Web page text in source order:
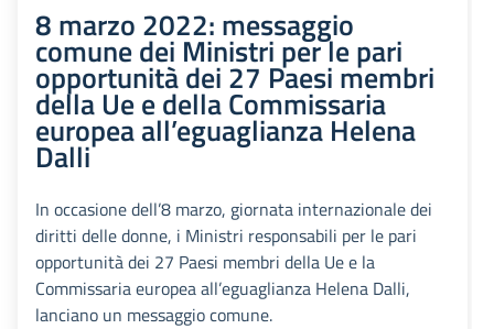
8 marzo 2022: messaggio
comune dei Ministri per le pari
opportunità dei 27 Paesi membri
della Ue e della Commissaria
europea all’eguaglianza Helena
Dalli
In occasione dell’8 marzo, giornata internazionale dei
diritti delle donne, i Ministri responsabili per le pari
opportunità dei 27 Paesi membri della Ue e la
Commissaria europea all’eguaglianza Helena Dalli,
lanciano un messaggio comune.